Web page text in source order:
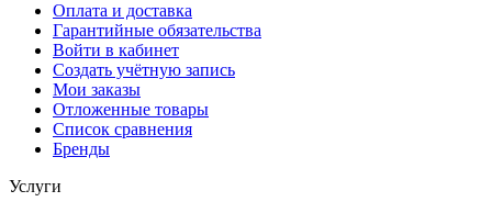
Оплата и доставка
Гарантийные обязательства
Войти в кабинет
Создать учётную запись
Мои заказы
Отложенные товары
Список сравнения
Бренды
Услуги